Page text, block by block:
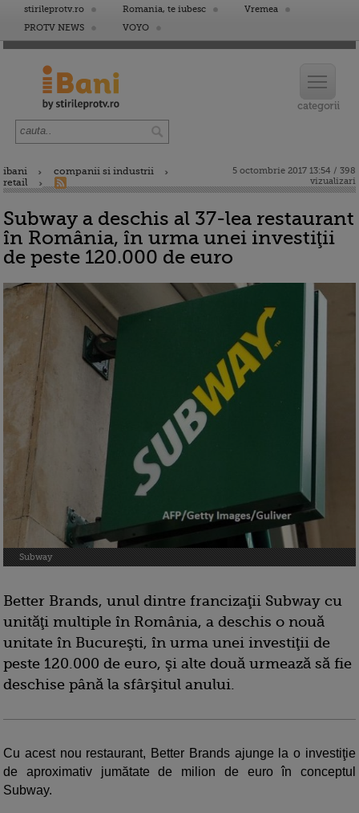
stirileprotv.ro Romania, te iubesc
Vremea
PROTV NEWS
VOYO
ibani
companii si industrii
retail
5 octombrie 2017 13:54 / 398
vizualizari
Subway a deschis al 37-lea restaurant
în România, în urma unei investiţii
de peste 120.000 de euro
Subway
Better Brands, unul dintre francizaţii Subway cu
unităţi multiple în România, a deschis o nouă
unitate în Bucureşti, în urma unei investiţii de
peste 120.000 de euro, şi alte două urmează să fie
deschise până la sfârşitul anului.
Cu acest nou restaurant, Better Brands ajunge la o investiţie
de aproximativ jumătate de milion de euro în conceptul
Subway.